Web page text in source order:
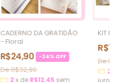
CADERNO DA GRATIDÃO
- Floral
R$24,90 -24% OFF
R$32,90
2 x deR$12,45 sem
KIT
2
juros